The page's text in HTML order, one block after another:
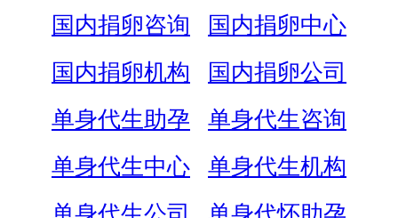
国内捐卵咨询
国内捐卵中心
国内捐卵机构
国内捐卵公司
单身代生助孕
单身代生咨询
单身代生中心
单身代生机构